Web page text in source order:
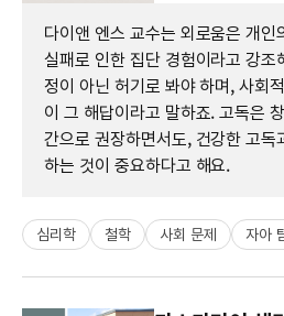
다이앤 엔스 교수는 외로움은 개인
실패로 인한 집단 경험이라고 강
정이 아닌 허기로 봐야 하며, 사회
이 그 해답이라고 말하죠. 고독은
간으로 권장하면서도, 건강한 고독
하는 것이 중요하다고 해요.
심리학 철학 사회 문제 자아